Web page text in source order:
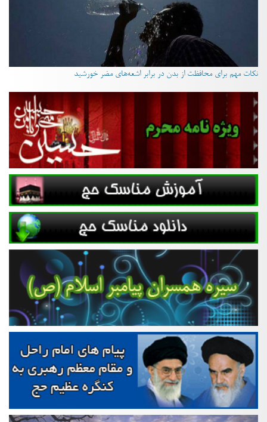
نکات مهم برای محافظت از بدن در برابر اشعه‌های مضر خورشید